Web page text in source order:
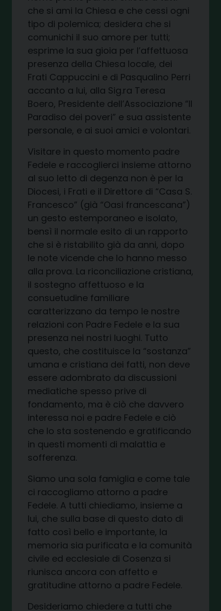
che si ami la Chiesa e che cessi ogni
tipo di polemica; desidera che si
comunichi il suo amore per tutti;
esprime la sua gioia per l’affettuosa
presenza della Chiesa locale, dei
Frati Cappuccini e di Pasqualino Perri
accanto a lui, alla Sig.ra Teresa
Boero, Presidente dell’Associazione “Il
Paradiso dei poveri” e sua assistente
personale, e ai suoi amici e volontari.
Visitare in questo momento padre
Fedele e raccoglierci insieme attorno
al suo letto di degenza non è per la
Diocesi, i Frati e il Direttore di “Casa S.
Francesco” (già “Oasi francescana”)
un gesto estemporaneo e isolato,
bensì il normale esito di un rapporto
che si è ristabilito già da anni, dopo
le note vicende che lo hanno messo
alla prova. La riconciliazione cristiana,
il sostegno affettuoso e la
consuetudine familiare
caratterizzano da tempo le nostre
relazioni con Padre Fedele e la sua
presenza nei nostri luoghi. Tutto
questo, che costituisce la “sostanza”
umana e cristiana dei fatti, non deve
essere adombrato da discussioni
mediatiche spesso prive di
fondamento, ma è ciò che davvero
interessa noi e padre Fedele e ciò
che lo sta sostenendo e gratificando
in questi momenti di malattia e
sofferenza.
Siamo una sola famiglia e come tale
ci raccogliamo attorno a padre
Fedele. A tutti chiediamo, insieme a
lui, che sulla base di questo dato di
fatto così bello e importante, la
memoria sia purificata e la comunità
civile ed ecclesiale di Cosenza si
riunisca ancora con affetto e
gratitudine attorno a padre Fedele.
Desideriamo chiedere a tutti che